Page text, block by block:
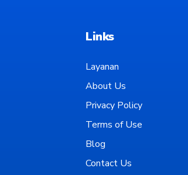
Links
Layanan
About Us
Privacy Policy
Terms of Use
Blog
Contact Us